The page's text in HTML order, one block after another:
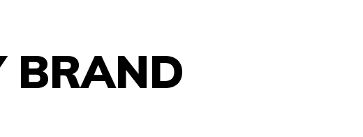
BRAND